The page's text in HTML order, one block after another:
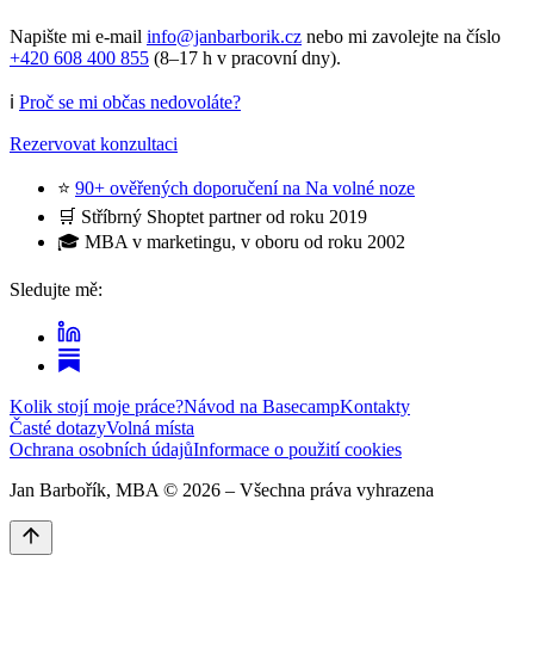
Napište mi e-mail info@janbarborik.cz nebo mi zavolejte na číslo
+420 608 400 855 (8–17 h v pracovní dny).
ℹ️ Proč se mi občas nedovoláte?
Rezervovat konzultaci
⭐ 90+ ověřených doporučení na Na volné noze
🛒 Stříbrný Shoptet partner od roku 2019
🎓 MBA v marketingu, v oboru od roku 2002
Sledujte mě:
Kolik stojí moje práce?Návod na BasecampKontakty
Časté dotazyVolná místa
Ochrana osobních údajůInformace o použití cookies
Jan Barbořík, MBA © 2026 – Všechna práva vyhrazena